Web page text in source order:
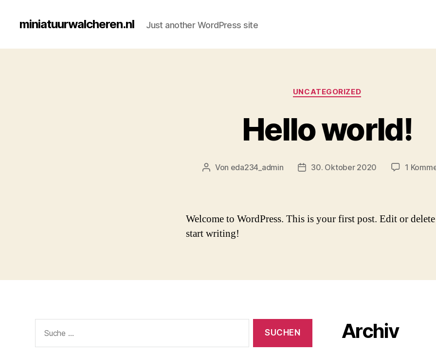
miniatuurwalcheren.nl Just another WordPress site
Kategorien
UNCATEGORIZED
Hello world!
Beitragsautor
Von eda234_admin Beitragsdatum
30. Oktober 2020 1
Welcome to WordPress. This is your first post. Edit or
start writing!
nach:
Archiv